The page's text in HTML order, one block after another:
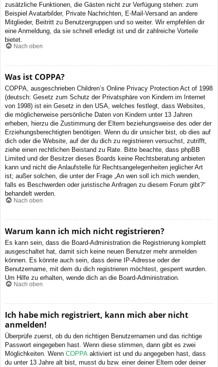
zusätzliche Funktionen, die Gästen nicht zur Verfügung stehen: zum
Beispiel Avatarbilder, Private Nachrichten, E-Mail-Versand an andere
Mitglieder, Beitritt zu Benutzergruppen und so weiter. Wir empfehlen dir
eine Anmeldung, da sie schnell erledigt ist und dir zahlreiche Vorteile
bietet.
Nach oben
Was ist COPPA?
COPPA, ausgeschrieben Children’s Online Privacy Protection Act of 1998
(deutsch: Gesetz zum Schutz der Privatsphäre von Kindern im Internet
von 1998) ist ein Gesetz in den USA, welches festlegt, dass Websites,
die möglicherweise persönliche Daten von Kindern unter 13 Jahren
erheben, hierzu die Zustimmung der Eltern beziehungsweise des oder der
Erziehungsberechtigten benötigen. Wenn du dir unsicher bist, ob dies auf
dich oder die Website, auf der du dich zu registrieren versuchst, zutrifft,
ziehe einen rechtlichen Beistand zu Rate. Bitte beachte, dass phpBB
Limited und der Besitzer dieses Boards keine Rechtsberatung anbieten
kann und nicht die Anlaufstelle für Rechtsangelegenheiten jeglicher Art
ist; außer solchen, die unter der Frage „An wen soll ich mich wenden,
falls es Beschwerden oder juristische Anfragen zu diesem Forum gibt?“
behandelt werden.
Nach oben
Warum kann ich mich nicht registrieren?
Es kann sein, dass die Board-Administration die Registrierung komplett
ausgeschaltet hat, damit sich keine neuen Benutzer mehr anmelden
können. Es könnte auch sein, dass deine IP-Adresse oder der
Benutzername, mit dem du dich registrieren möchtest, gesperrt wurden.
Um Hilfe zu erhalten, wende dich an die Board-Administration.
Nach oben
Ich habe mich registriert, kann mich aber nicht
anmelden!
Überprüfe zuerst, ob du den richtigen Benutzernamen und das richtige
Passwort eingegeben hast. Wenn diese stimmen, dann gibt es zwei
Möglichkeiten. Wenn COPPA aktiviert ist und du angegeben hast, dass
du unter 13 Jahre alt bist, musst du bzw. einer deiner Eltern oder deiner